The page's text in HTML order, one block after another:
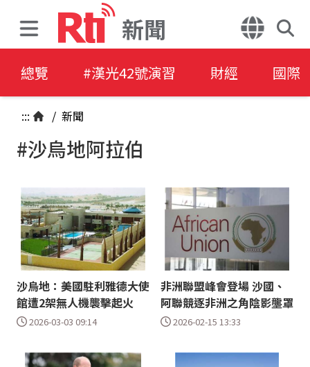
新聞
總覽 #漢光42號演習 財經 國際
::: / 新聞
#沙烏地阿拉伯
沙烏地：美國駐利雅德大使
館遭2架無人機襲擊起火
2026-03-03 09:14
非洲聯盟峰會登場 沙國、
阿聯競逐非洲之角陰影壟罩
2026-02-15 13:33